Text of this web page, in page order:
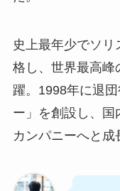
史上最年少でソ
格し、世界最高峰
躍。1998年に退
ー」を創設し、国
カンパニーへと成